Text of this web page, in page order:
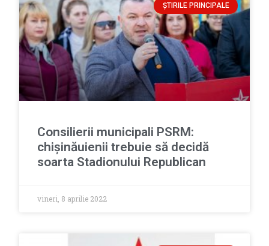
ȘTIRILE PRINCIPALE
Consilierii municipali PSRM:
chișinăuienii trebuie să decidă
soarta Stadionului Republican
vineri, 8 aprilie 2022